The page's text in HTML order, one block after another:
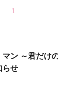
1
マン ～君だけ
らせ